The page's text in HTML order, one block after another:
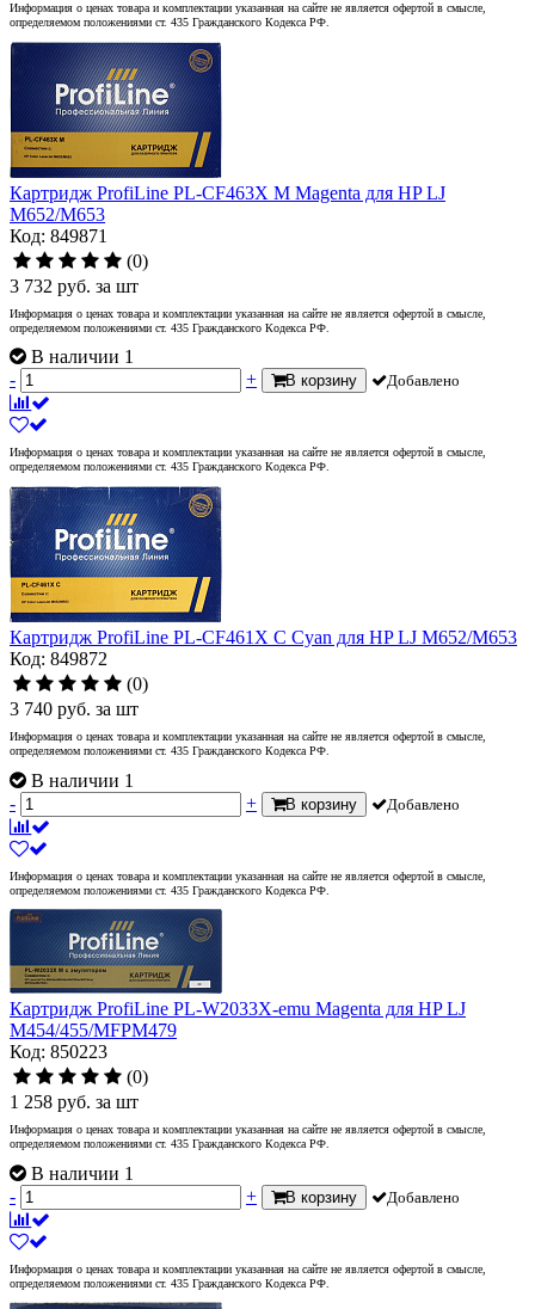
Информация о ценах товара и комплектации указанная на сайте не является офертой в смысле,
определяемом положениями ст. 435 Гражданского Кодекса РФ.
Картридж ProfiLine PL-CF463X M Magenta для HP LJ
M652/M653
Код: 849871
(0)
3 732 руб. за шт
Информация о ценах товара и комплектации указанная на сайте не является офертой в смысле,
определяемом положениями ст. 435 Гражданского Кодекса РФ.
В наличии 1
-
+ В корзину Добавлено
Информация о ценах товара и комплектации указанная на сайте не является офертой в смысле,
определяемом положениями ст. 435 Гражданского Кодекса РФ.
Картридж ProfiLine PL-CF461X C Cyan для HP LJ M652/M653
Код: 849872
(0)
3 740 руб. за шт
Информация о ценах товара и комплектации указанная на сайте не является офертой в смысле,
определяемом положениями ст. 435 Гражданского Кодекса РФ.
В наличии 1
-
+ В корзину Добавлено
Информация о ценах товара и комплектации указанная на сайте не является офертой в смысле,
определяемом положениями ст. 435 Гражданского Кодекса РФ.
Картридж ProfiLine PL-W2033X-emu Magenta для HP LJ
M454/455/MFPM479
Код: 850223
(0)
1 258 руб. за шт
Информация о ценах товара и комплектации указанная на сайте не является офертой в смысле,
определяемом положениями ст. 435 Гражданского Кодекса РФ.
В наличии 1
-
+ В корзину Добавлено
Информация о ценах товара и комплектации указанная на сайте не является офертой в смысле,
определяемом положениями ст. 435 Гражданского Кодекса РФ.